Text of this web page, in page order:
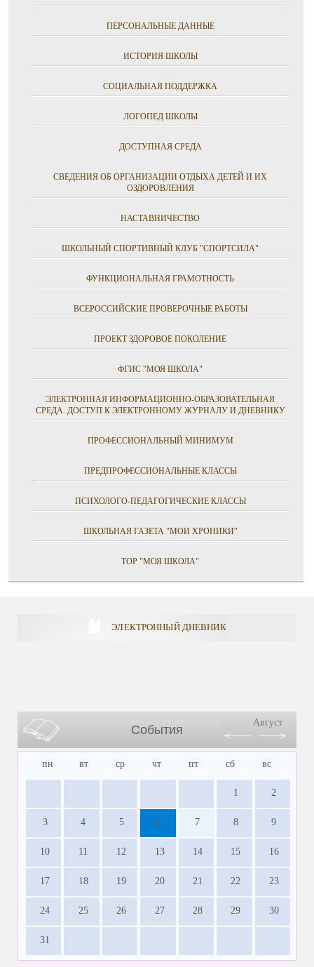
ПЕРСОНАЛЬНЫЕ ДАННЫЕ
ИСТОРИЯ ШКОЛЫ
СОЦИАЛЬНАЯ ПОДДЕРЖКА
ЛОГОПЕД ШКОЛЫ
ДОСТУПНАЯ СРЕДА
СВЕДЕНИЯ ОБ ОРГАНИЗАЦИИ ОТДЫХА ДЕТЕЙ И ИХ
ОЗДОРОВЛЕНИЯ
НАСТАВНИЧЕСТВО
ШКОЛЬНЫЙ СПОРТИВНЫЙ КЛУБ "СПОРТСИЛА"
ФУНКЦИОНАЛЬНАЯ ГРАМОТНОСТЬ
ВСЕРОССИЙСКИЕ ПРОВЕРОЧНЫЕ РАБОТЫ
ПРОЕКТ ЗДОРОВОЕ ПОКОЛЕНИЕ
ФГИС "МОЯ ШКОЛА"
ЭЛЕКТРОННАЯ ИНФОРМАЦИОННО-ОБРАЗОВАТЕЛЬНАЯ
СРЕДА. ДОСТУП К ЭЛЕКТРОННОМУ ЖУРНАЛУ И ДНЕВНИКУ
ПРОФЕССИОНАЛЬНЫЙ МИНИМУМ
ПРЕДПРОФЕССИОНАЛЬНЫЕ КЛАССЫ
ПСИХОЛОГО-ПЕДАГОГИЧЕСКИЕ КЛАССЫ
ШКОЛЬНАЯ ГАЗЕТА "МОИ ХРОНИКИ"
ТОР "МОЯ ШКОЛА"
ЭЛЕКТРОННЫЙ ДНЕВНИК
События
Август
пн вт ср чт пт сб вс
1 2
3 4 5 6 7 8 9
10 11 12 13 14 15 16
17 18 19 20 21 22 23
24 25 26 27 28 29 30
31